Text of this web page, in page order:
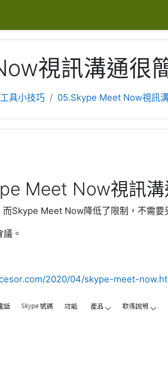
視訊溝通很
具小技巧 05.Skype Meet Now視訊
Meet Now視訊
Skype Meet Now降低了限制，不需
。
2020/04/skype-meet-